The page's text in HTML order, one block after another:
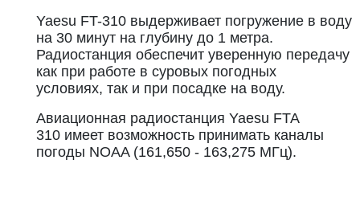
Yaesu FT-310 выдерживает погружение в воду
на 30 минут на глубину до 1 метра.
Радиостанция обеспечит уверенную передачу
как при работе в суровых погодных
условиях, так и при посадке на воду.
Авиационная радиостанция Yaesu FTA
310 имеет возможность принимать каналы
погоды NOAA (161,650 - 163,275 МГц).